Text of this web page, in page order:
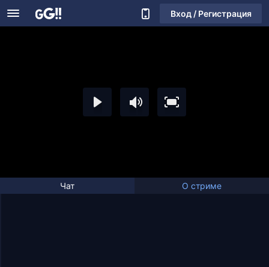
Вход / Регистрация
Чат О стриме